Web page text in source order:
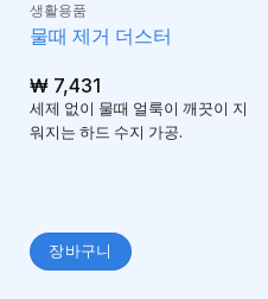
생활용품
물때 제거 더스터
₩7,431
세제 없이 물때 얼룩이 깨끗이 지
워지는 하드 수지 가공.
장바구니